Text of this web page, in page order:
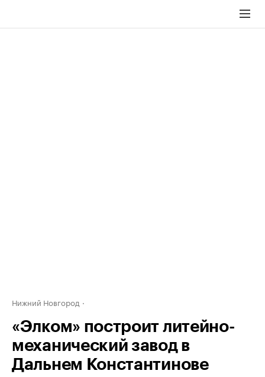
Нижний Новгород
«Элком» построит литейно-
механический завод в
Дальнем Константинове